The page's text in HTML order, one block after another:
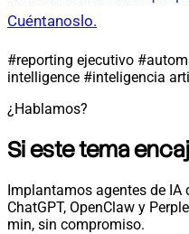
Cuéntanoslo.
#reporting ejecutivo
intelligence #inteligencia
¿Hablamos?
Si este tema
Implantamos agentes de IA
ChatGPT, OpenClaw y
min, sin compromiso.